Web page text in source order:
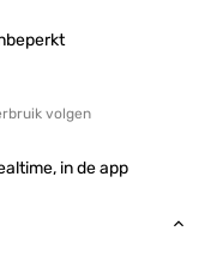
volgen
in de app